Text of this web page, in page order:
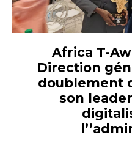
Africa T-
Direction
doublement
son